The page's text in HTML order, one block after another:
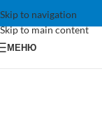
Skip to navigation
Skip to main content
МЕНЮ